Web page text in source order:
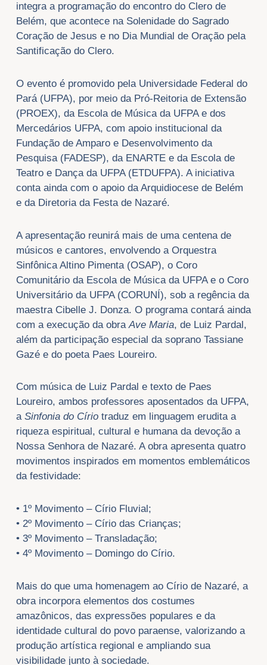
integra a programação do encontro do Clero de
Belém, que acontece na Solenidade do Sagrado
Coração de Jesus e no Dia Mundial de Oração pela
Santificação do Clero.
O evento é promovido pela Universidade Federal do
Pará (UFPA), por meio da Pró-Reitoria de Extensão
(PROEX), da Escola de Música da UFPA e dos
Mercedários UFPA, com apoio institucional da
Fundação de Amparo e Desenvolvimento da
Pesquisa (FADESP), da ENARTE e da Escola de
Teatro e Dança da UFPA (ETDUFPA). A iniciativa
conta ainda com o apoio da Arquidiocese de Belém
e da Diretoria da Festa de Nazaré.
A apresentação reunirá mais de uma centena de
músicos e cantores, envolvendo a Orquestra
Sinfônica Altino Pimenta (OSAP), o Coro
Comunitário da Escola de Música da UFPA e o Coro
Universitário da UFPA (CORUNÍ), sob a regência da
maestra Cibelle J. Donza. O programa contará ainda
com a execução da obra Ave Maria, de Luiz Pardal,
além da participação especial da soprano Tassiane
Gazé e do poeta Paes Loureiro.
Com música de Luiz Pardal e texto de Paes
Loureiro, ambos professores aposentados da UFPA,
a Sinfonia do Círiotraduz em linguagem erudita a
riqueza espiritual, cultural e humana da devoção a
Nossa Senhora de Nazaré. A obra apresenta quatro
movimentos inspirados em momentos emblemáticos
da festividade:
• 1º Movimento – Círio Fluvial;
• 2º Movimento – Círio das Crianças;
• 3º Movimento – Transladação;
• 4º Movimento – Domingo do Círio.
Mais do que uma homenagem ao Círio de Nazaré, a
obra incorpora elementos dos costumes
amazônicos, das expressões populares e da
identidade cultural do povo paraense, valorizando a
produção artística regional e ampliando sua
visibilidade junto à sociedade.